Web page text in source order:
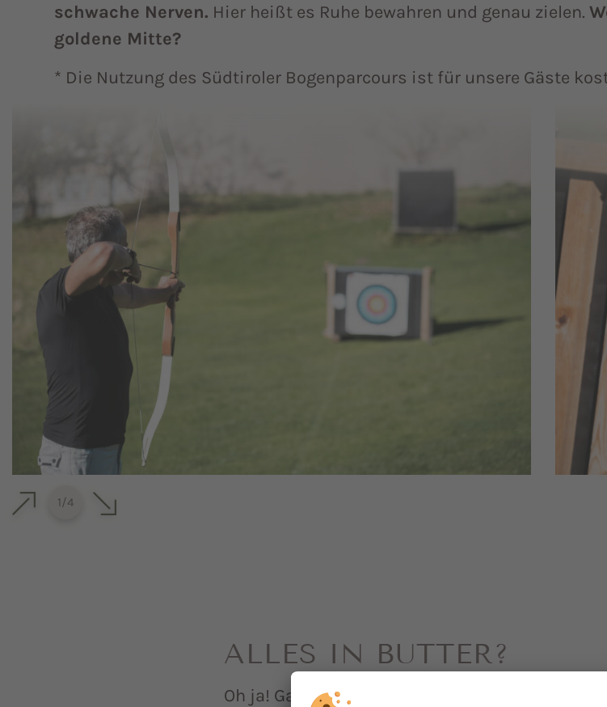
schwache Nerven. Hier heißt es Ruhe bewahren und genau zielen.
goldene Mitte?
* Die Nutzung des Südtiroler Bogenparcours ist für unsere Gäste
1/4
ALLES IN BUTTER?
Oh ja! Gastgeber Sepp weiht euch in die